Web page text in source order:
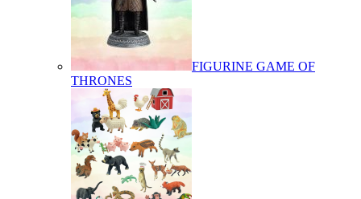
FIGURINE GAME OF
THRONES